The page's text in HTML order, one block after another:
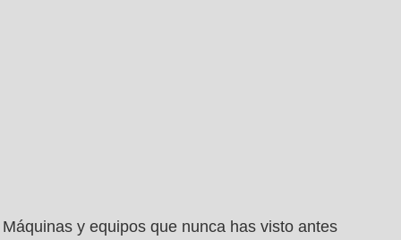
Máquinas y equipos que nunca has visto antes